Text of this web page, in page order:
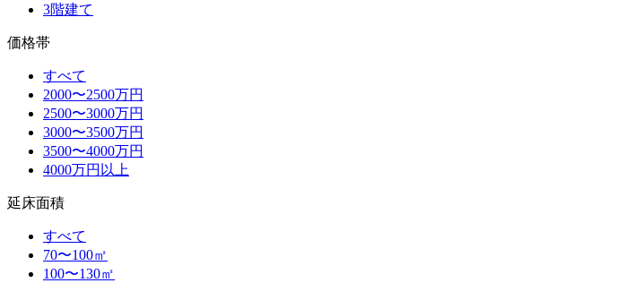
3階建て
価格帯
すべて
2000〜2500万円
2500〜3000万円
3000〜3500万円
3500〜4000万円
4000万円以上
延床面積
すべて
70〜100㎡
100〜130㎡